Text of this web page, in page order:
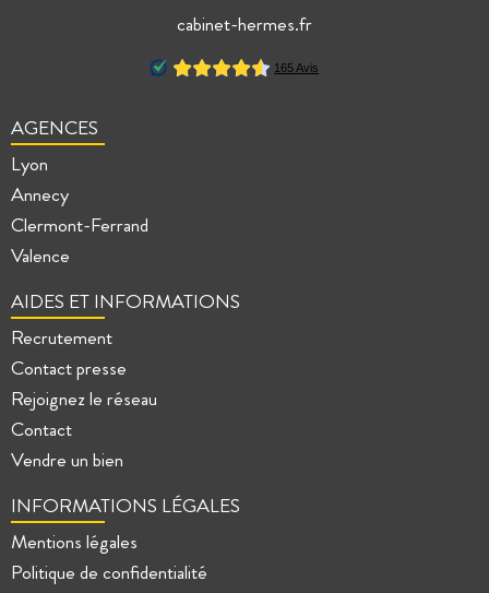
cabinet-hermes.fr
AGENCES
Lyon
Annecy
Clermont-Ferrand
Valence
AIDES ET INFORMATIONS
Recrutement
Contact presse
Rejoignez le réseau
Contact
Vendre un bien
INFORMATIONS LÉGALES
Mentions légales
Politique de confidentialité